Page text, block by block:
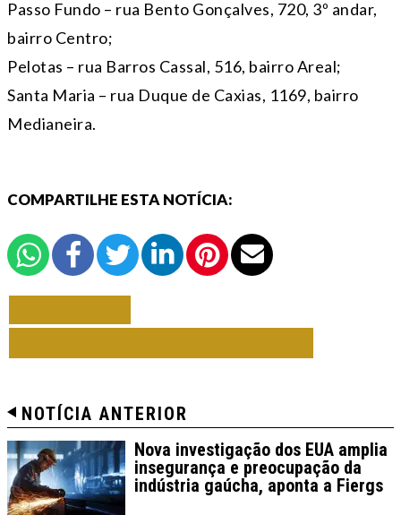
Passo Fundo – rua Bento Gonçalves, 720, 3º andar,
bairro Centro;
Pelotas – rua Barros Cassal, 516, bairro Areal;
Santa Maria – rua Duque de Caxias, 1169, bairro
Medianeira.
COMPARTILHE ESTA NOTÍCIA:
NOTÍCIA ANTERIOR
Nova investigação dos EUA amplia
insegurança e preocupação da
indústria gaúcha, aponta a Fiergs